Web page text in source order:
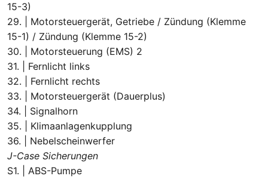
15-3)
29. | Motorsteuergerät, Getriebe / Zündung (Klemme
15-1) / Zündung (Klemme 15-2)
30. | Motorsteuerung (EMS) 2
31. | Fernlicht links
32. | Fernlicht rechts
33. | Motorsteuergerät (Dauerplus)
34. | Signalhorn
35. | Klimaanlagenkupplung
36. | Nebelscheinwerfer
J-Case Sicherungen
S1. | ABS-Pumpe